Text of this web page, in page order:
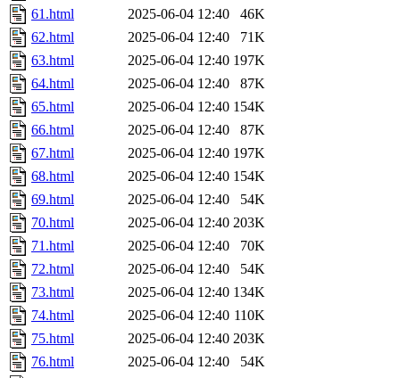
61.html
2025-06-04 12:40
46K
62.html
2025-06-04 12:40
71K
63.html
2025-06-04 12:40 197K
64.html
2025-06-04 12:40
87K
65.html
2025-06-04 12:40 154K
66.html
2025-06-04 12:40
87K
67.html
2025-06-04 12:40 197K
68.html
2025-06-04 12:40 154K
69.html
2025-06-04 12:40
54K
70.html
2025-06-04 12:40 203K
71.html
2025-06-04 12:40
70K
72.html
2025-06-04 12:40
54K
73.html
2025-06-04 12:40 134K
74.html
2025-06-04 12:40 110K
75.html
2025-06-04 12:40 203K
76.html
2025-06-04 12:40
54K